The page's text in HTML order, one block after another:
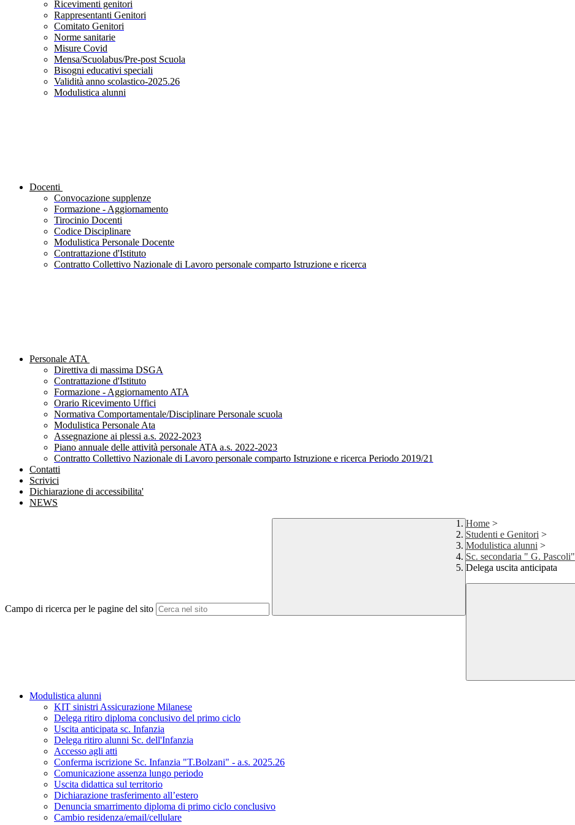
Ricevimenti genitori
Rappresentanti Genitori
Comitato Genitori
Norme sanitarie
Misure Covid
Mensa/Scuolabus/Pre-post Scuola
Bisogni educativi speciali
Validità anno scolastico-2025.26
Modulistica alunni
Docenti
Convocazione supplenze
Formazione - Aggiornamento
Tirocinio Docenti
Codice Disciplinare
Modulistica Personale Docente
Contrattazione d'Istituto
Contratto Collettivo Nazionale di Lavoro personale comparto Istruzione e ricerca
Personale ATA
Direttiva di massima DSGA
Contrattazione d'Istituto
Formazione - Aggiornamento ATA
Orario Ricevimento Uffici
Normativa Comportamentale/Disciplinare Personale scuola
Modulistica Personale Ata
Assegnazione ai plessi a.s. 2022-2023
Piano annuale delle attività personale ATA a.s. 2022-2023
Contratto Collettivo Nazionale di Lavoro personale comparto Istruzione e ricerca Periodo 2019/21
Contatti
Scrivici
Dichiarazione di accessibilita'
NEWS
Campo di ricerca per le pagine del sito
Home >
Studenti e Genitori >
Modulistica alunni >
Sc. secondaria " G. Pascoli"
Delega uscita anticipata
Modulistica alunni
KIT sinistri Assicurazione Milanese
Delega ritiro diploma conclusivo del primo ciclo
Uscita anticipata sc. Infanzia
Delega ritiro alunni Sc. dell'Infanzia
Accesso agli atti
Conferma iscrizione Sc. Infanzia "T.Bolzani" - a.s. 2025.26
Comunicazione assenza lungo periodo
Uscita didattica sul territorio
Dichiarazione trasferimento all’estero
Denuncia smarrimento diploma di primo ciclo conclusivo
Cambio residenza/email/cellulare